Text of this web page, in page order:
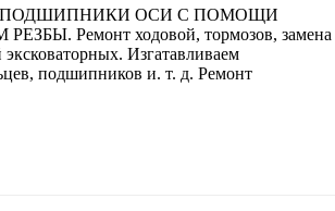
ПОДШИПНИКИ ОСИ С ПОМОЩИ
Ремонт ходовой, тормозов, замена
Изгатавливаем
подшипников и. т. д. Ремонт